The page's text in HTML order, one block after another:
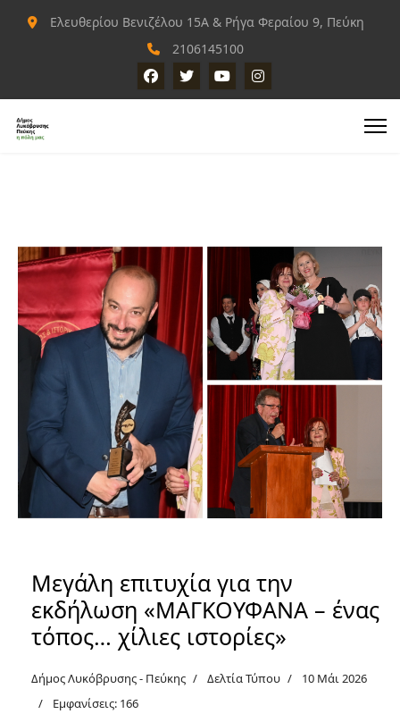
Ελευθερίου Βενιζέλου 15Α & Ρήγα Φεραίου 9, Πεύκη
2106145100
Μεγάλη επιτυχία για την
εκδήλωση «ΜΑΓΚΟΥΦΑΝΑ – ένας
τόπος… χίλιες ιστορίες»
Δήμος Λυκόβρυσης - Πεύκης Δελτία Τύπου
10 Μάι 2026
Εμφανίσεις: 166